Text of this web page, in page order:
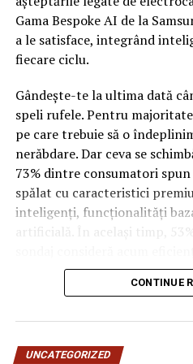
Incepand cu luni, 3.08,
aplicatia WOLT.
Vineri, 7 august: 10:00
Ridicarea bratarilor inainte
exclusiv de catre detinatorii
de tip full pass.
Accesul in festival
Vineri: incepand cu ora
Gama Bespoke AI de la
a le satisface, integrând
fiecare ciclu.
Gândește-te la ultima dată
speli rufele. Pentru
pe care trebuie să o
nerăbdare. Dar ceva se
73% dintre consumatori spun
spălat cu caracteristici
inteligenți, funcționalități
artificială. În același timp,
optimizarea bazată pe
factori-cheie în alegerea
între 2024 și 2025. Mesajul
CONTINUE
UNCATEGORIZED